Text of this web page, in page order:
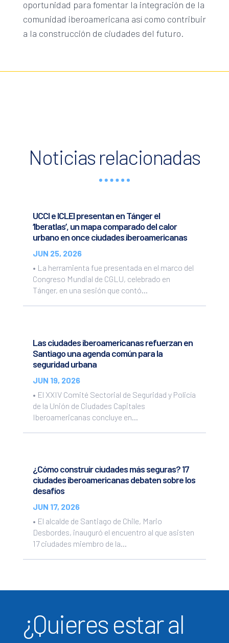
oportunidad para fomentar la integración de la
comunidad iberoamericana así como contribuir
a la construcción de ciudades del futuro.
Noticias relacionadas
UCCI e ICLEI presentan en Tánger el
‘Iberatlas’, un mapa comparado del calor
urbano en once ciudades iberoamericanas
JUN 25, 2026
• La herramienta fue presentada en el marco del
Congreso Mundial de CGLU, celebrado en
Tánger, en una sesión que contó...
Las ciudades iberoamericanas refuerzan en
Santiago una agenda común para la
seguridad urbana
JUN 19, 2026
• El XXIV Comité Sectorial de Seguridad y Policía
de la Unión de Ciudades Capitales
Iberoamericanas concluye en...
¿Cómo construir ciudades más seguras? 17
ciudades iberoamericanas debaten sobre los
desafíos
JUN 17, 2026
• El alcalde de Santiago de Chile, Mario
Desbordes, inauguró el encuentro al que asisten
17 ciudades miembro de la...
¿Quieres estar al